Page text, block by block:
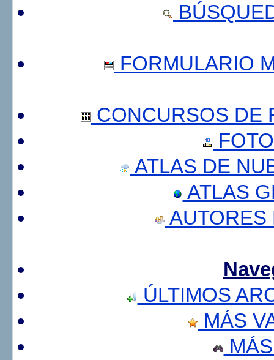
FORMULARIO
CONCURSOS DE
ATLAS DE
ATLAS
AUTORES
ÚLTIMOS
MÁS